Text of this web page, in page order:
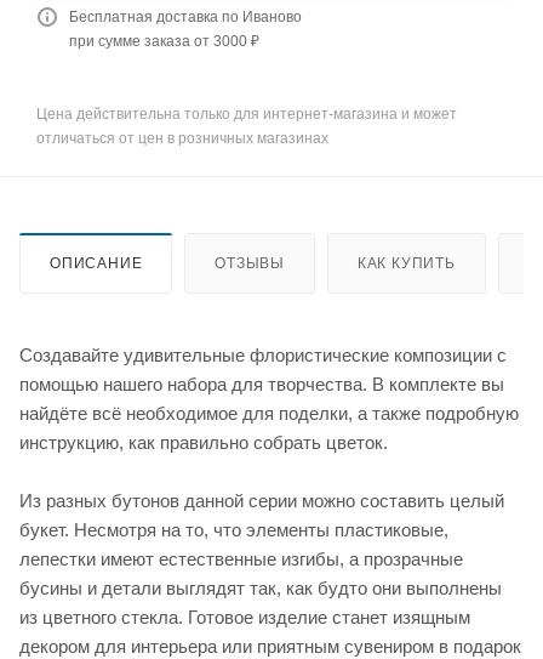
Бесплатная доставка по Иваново
при сумме заказа от 3000 ₽
Цена действительна только для интернет-магазина и может
отличаться от цен в розничных магазинах
ОПИСАНИЕ ОТЗЫВЫ КАК КУПИТЬ
Создавайте удивительные флористические композиции с
помощью нашего набора для творчества. В комплекте вы
найдёте всё необходимое для поделки, а также подробную
инструкцию, как правильно собрать цветок.
Из разных бутонов данной серии можно составить целый
букет. Несмотря на то, что элементы пластиковые,
лепестки имеют естественные изгибы, а прозрачные
бусины и детали выглядят так, как будто они выполнены
из цветного стекла. Готовое изделие станет изящным
декором для интерьера или приятным сувениром в подарок